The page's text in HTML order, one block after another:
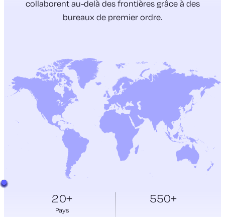
collaborent au-delà des frontières grâce à des
bureaux de premier ordre.
20+
Pays
550+